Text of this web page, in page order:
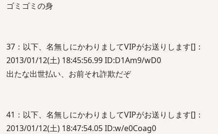
ゴミゴミの身
37：以下、名無しにかわりましてVIPがお送りします[]：
2013/01/12(土) 18:45:56.99 ID:D1Am9/wD0
出たな出世払い、お前それ詐欺だぞ
41：以下、名無しにかわりましてVIPがお送りします[]：
2013/01/12(土) 18:47:54.05 ID:w/e0Coag0